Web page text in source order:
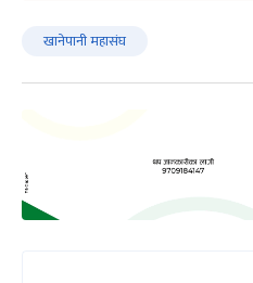
खानेपानी महासंघ